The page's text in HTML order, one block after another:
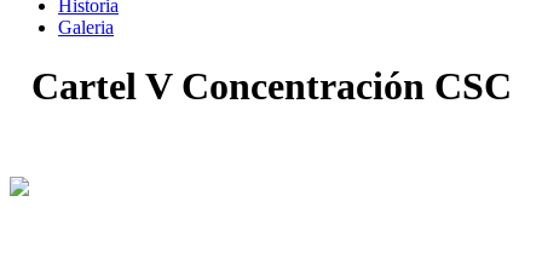
Historia
Galeria
Cartel V Concentración CSC